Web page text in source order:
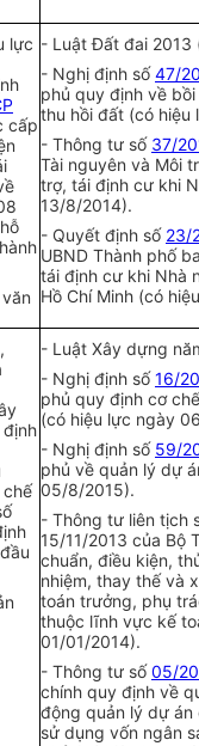
lực
cấp
- Luật Đất đai 2013
- Nghị định số47/
phủ quy định về
thu hồi đất (có hiệu
- Thông tư số 37/
Tài nguyên và Môi
trợ, tái định cư khi
13/8/2014).
- Quyết định số 23/
UBND Thành phố
tái định cư khi Nhà
Hồ Chí Minh (có
chế
ầu
- Luật Xây dựng
- Nghị định số16/
phủ quy định cơ
(có hiệu lực ngày
- Nghị định số 59/
phủ về quản lý dự
05/8/2015).
- Thông tư liên tịch
15/11/2013 của Bộ
chuẩn, điều kiện,
nhiệm, thay thế và x
toán trưởng, phụ
thuộc lĩnh vực kế
01/01/2014).
- Thông tư số05/
chính quy định về
động quản lý dự án
sử dụng vốn ngân